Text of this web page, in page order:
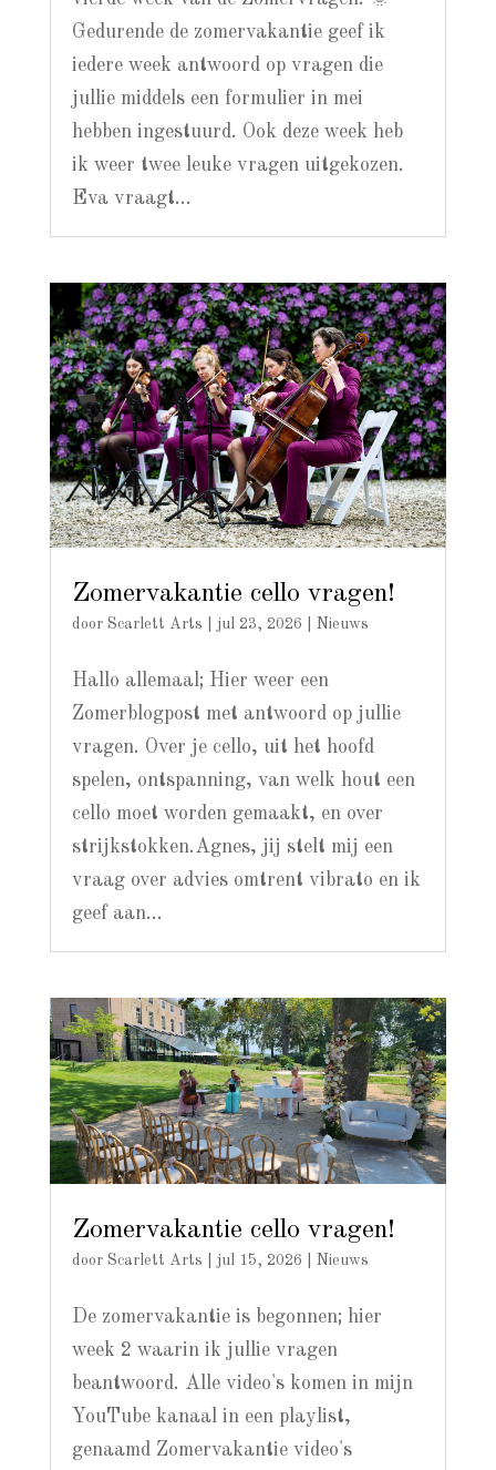
Gedurende de zomervakantie geef ik
iedere week antwoord op vragen die
jullie middels een formulier in mei
hebben ingestuurd. Ook deze week heb
ik weer twee leuke vragen uitgekozen.
Eva vraagt...
Zomervakantie cello vragen!
door Scarlett Arts jul 23, 2026 Nieuws
Hallo allemaal; Hier weer een
Zomerblogpost met antwoord op jullie
vragen. Over je cello, uit het hoofd
spelen, ontspanning, van welk hout een
cello moet worden gemaakt, en over
strijkstokken.Agnes, jij stelt mij een
vraag over advies omtrent vibrato en ik
geef aan...
Zomervakantie cello vragen!
door Scarlett Arts jul 15, 2026 Nieuws
De zomervakantie is begonnen; hier
week 2 waarin ik jullie vragen
beantwoord. Alle video's komen in mijn
YouTube kanaal in een playlist,
genaamd Zomervakantie video's